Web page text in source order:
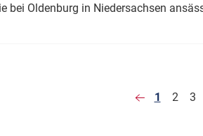
bei Oldenburg in Niedersachsen
1 2 3